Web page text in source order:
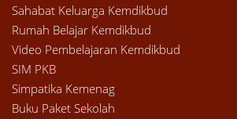
Sahabat Keluarga Kemdikbud
Rumah Belajar Kemdikbud
Video Pembelajaran Kemdikbud
SIM PKB
Simpatika Kemenag
Buku Paket Sekolah